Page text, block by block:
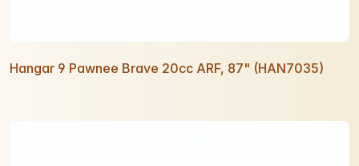
Hangar 9 Pawnee Brave 20cc ARF, 87" (HAN7035)